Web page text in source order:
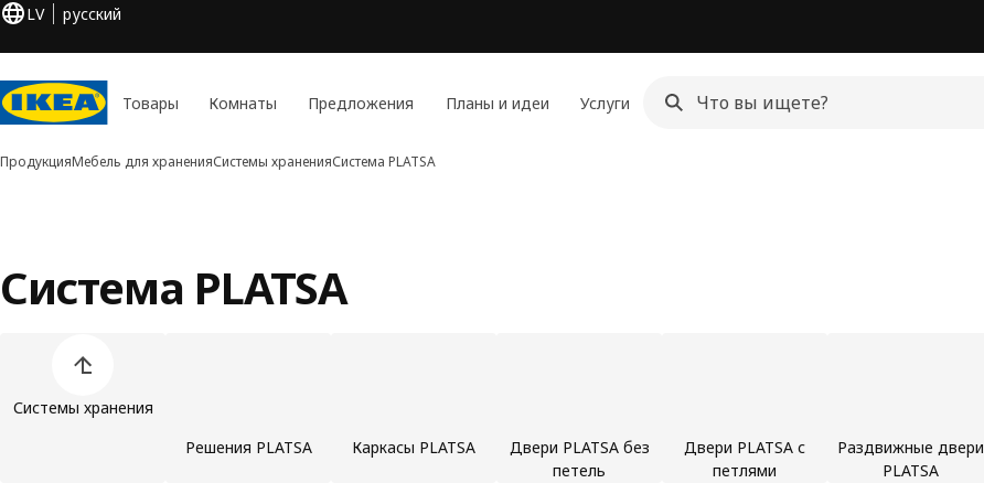
LV русский
Товары Комнаты Предложения Планы и идеи Услуги
ПродукцияМебель для храненияСистемы храненияСистема PLATSA
Система PLATSA
Системы хранения
Решения PLATSA
Каркасы PLATSA
Двери PLATSA без
петель
Двери PLATSA с
петлями
Раздвижные двери
PLATSA